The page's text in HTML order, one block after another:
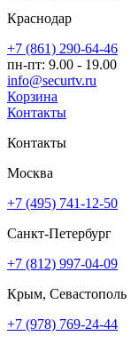
Краснодар
+7 (861) 290-64-46
пн-пт: 9.00 - 19.00
info@securtv.ru
Корзина
Контакты
Контакты
Москва
+7 (495) 741-12-50
Санкт-Петербург
+7 (812) 997-04-09
Крым, Севастополь
+7 (978) 769-24-44